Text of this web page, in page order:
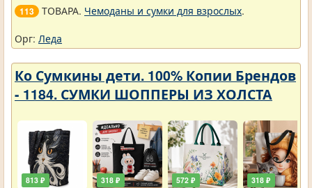
113 ТОВАРА. Чемоданы и сумки для взрослых.
Орг: Леда
Ко Сумкины дети. 100% Копии Брендов
- 1184. СУМКИ ШОППЕРЫ ИЗ ХОЛСТА
813 ₽ 318 ₽ 572 ₽ 318 ₽